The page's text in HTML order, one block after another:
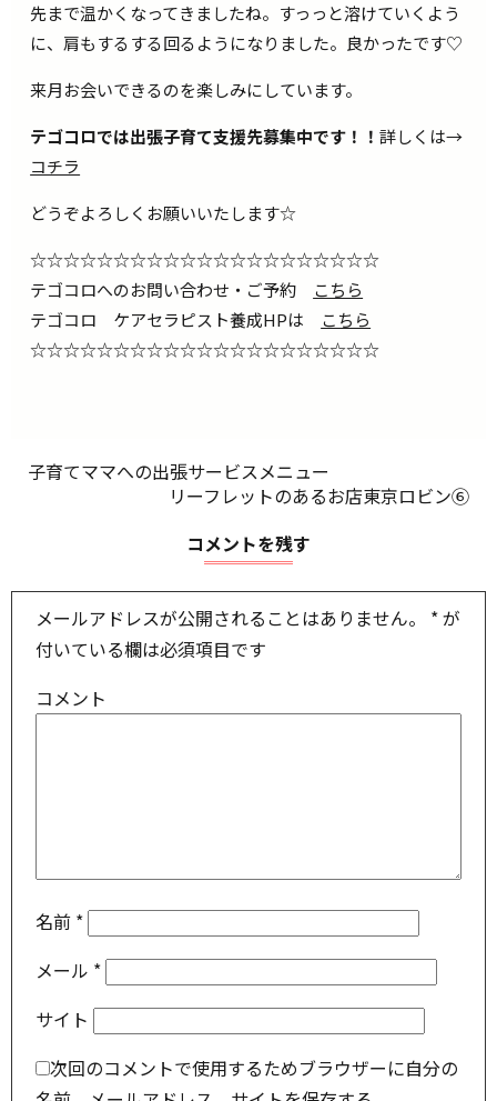
先まで温かくなってきましたね。すっっと溶けていくよう
に、肩もするする回るようになりました。良かったです♡
来月お会いできるのを楽しみにしています。
テゴコロでは出張子育て支援先募集中です！！詳しくは→
コチラ
どうぞよろしくお願いいたします☆
☆☆☆☆☆☆☆☆☆☆☆☆☆☆☆☆☆☆☆☆☆
テゴコロへのお問い合わせ・ご予約 こちら
テゴコロ ケアセラピスト養成HPは こちら
☆☆☆☆☆☆☆☆☆☆☆☆☆☆☆☆☆☆☆☆☆
子育てママへの出張サービスメニュー
リーフレットのあるお店東京ロビン⑥
コメントを残す
メールアドレスが公開されることはありません。 *が
付いている欄は必須項目です
コメント
名前 *
メール *
サイト
次回のコメントで使用するためブラウザーに自分の